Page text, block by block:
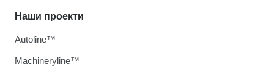
Наши проекти
Autoline™
Machineryline™